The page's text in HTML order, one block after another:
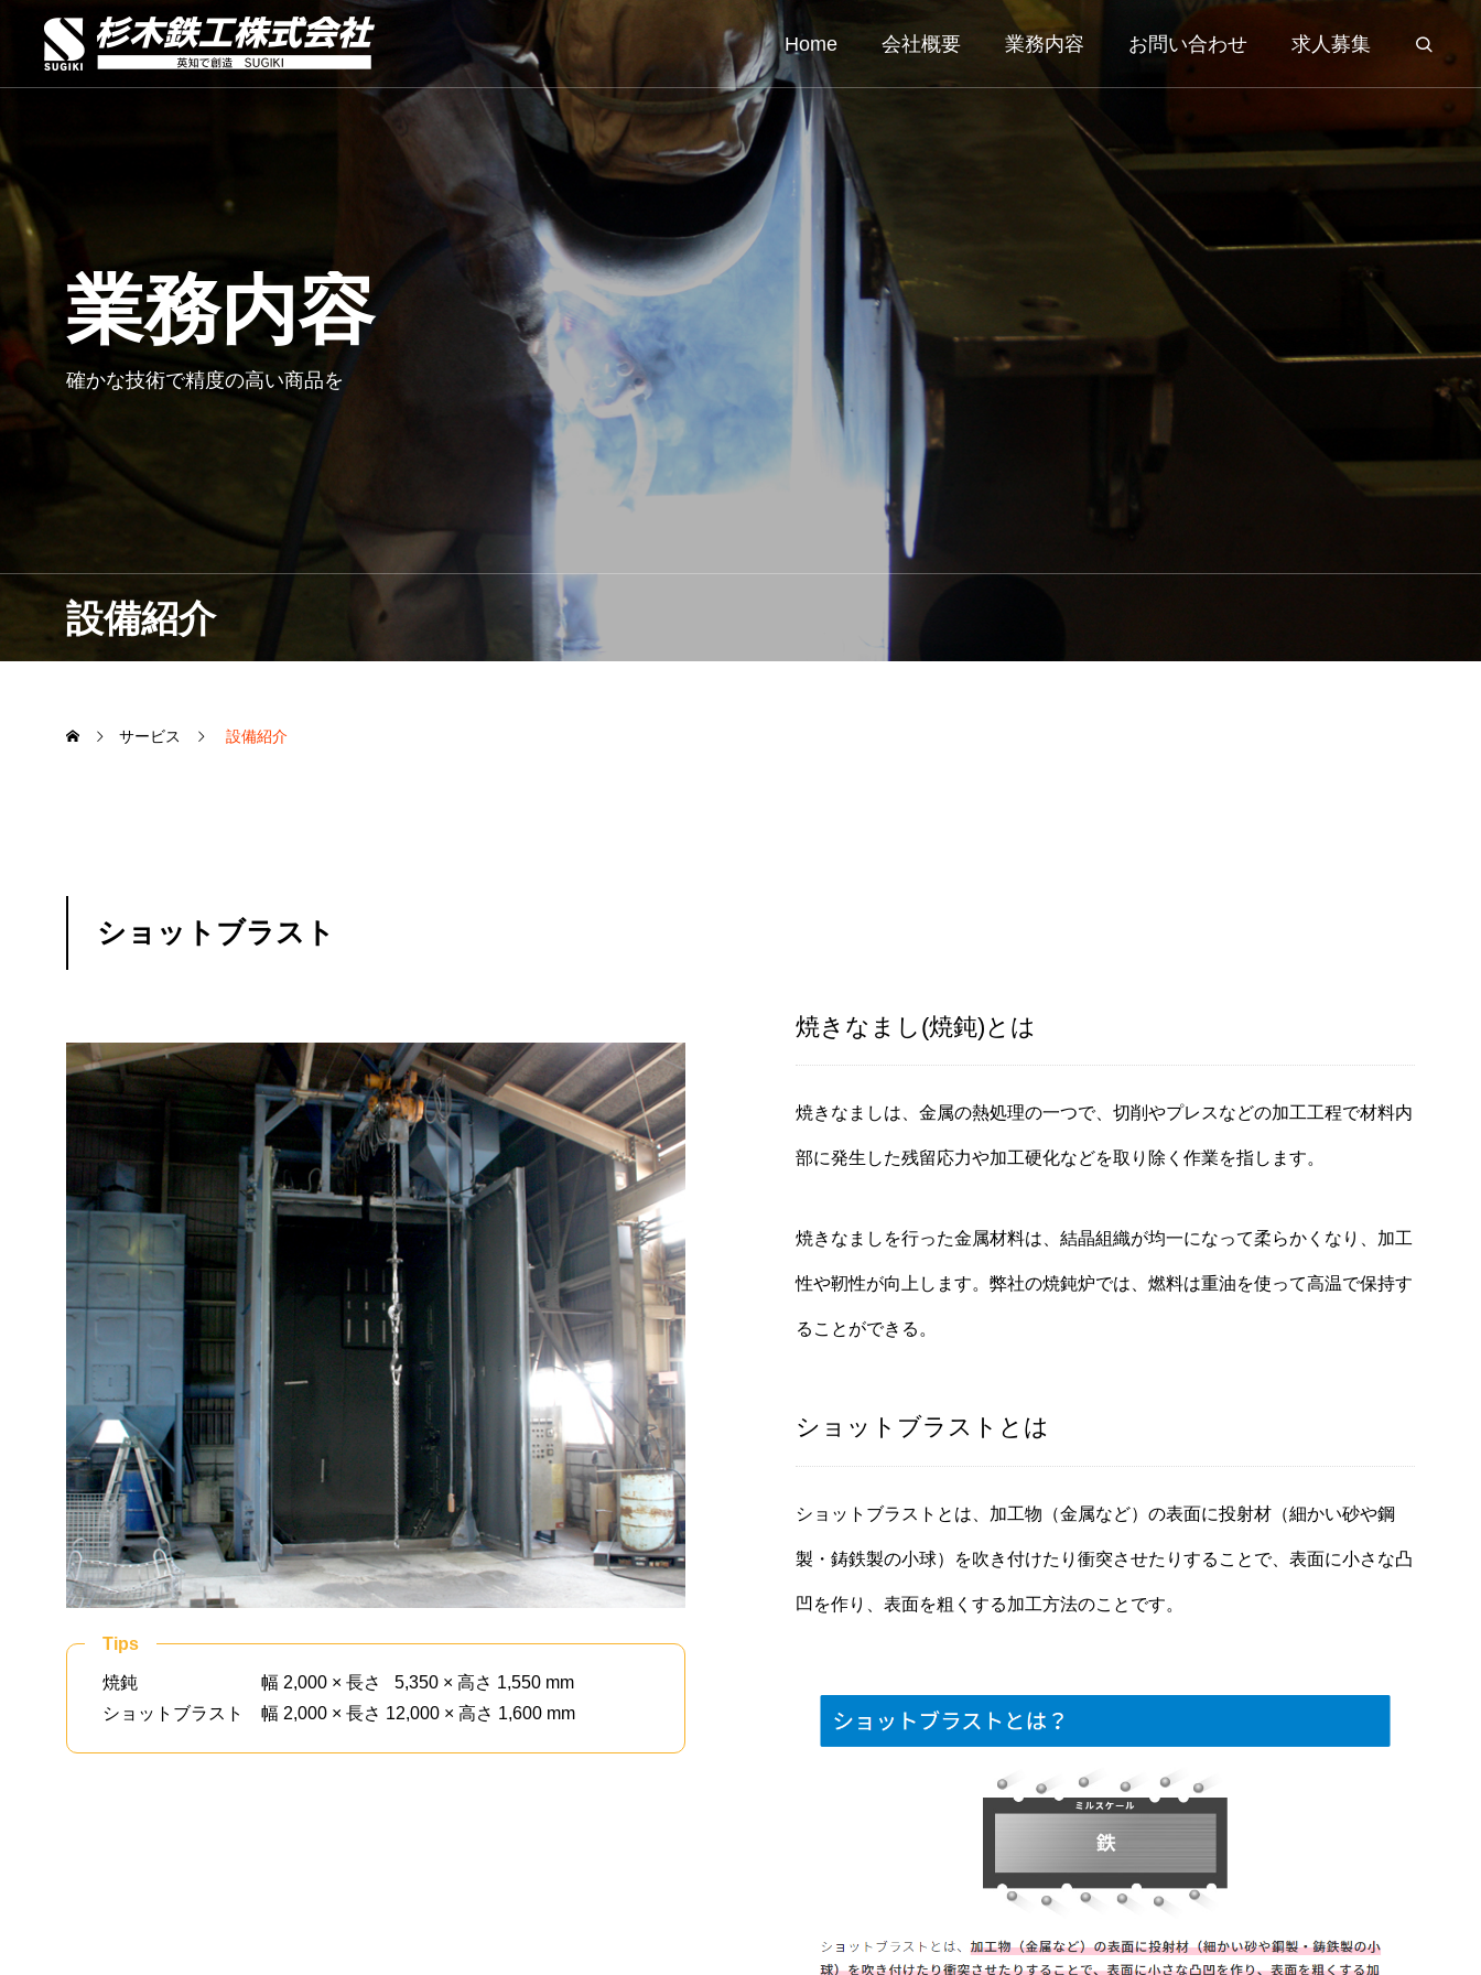
Home 会社概要 業務内容 お問い合わせ 求人募集
設備紹介
業務内容
確かな技術で精度の高い商品を
サービス 設備紹介
ショットブラスト
Tips
焼鈍 幅 2,000 × 長さ 5,350 × 高さ 1,550 mm
ショットブラスト 幅 2,000 × 長さ 12,000 × 高さ 1,600 mm
焼きなまし (焼鈍)とは
焼きなましは、金属の熱処理の一つで、切削やプレスなどの加工工程で材料内
部に発生した残留応力や加工硬化などを取り除く作業を指します。
焼きなましを行った金属材料は、結晶組織が均一になって柔らかくなり、加工
性や靭性が向上します。弊社の焼鈍炉では、燃料は重油を使って高温で保持す
ることができる。
ショットブラストとは
ショットブラストとは、加工物（金属など）の表面に投射材（細かい砂や鋼
製・鋳鉄製の小球）を吹き付けたり衝突させたりすることで、表面に小さな凸
凹を作り、表面を粗くする加工方法のことです。